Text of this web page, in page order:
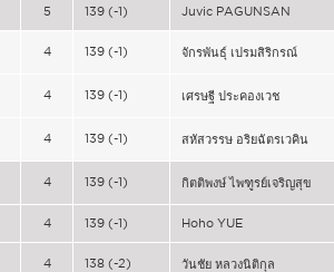
5 139 (-1) Juvic PAGUNSAN
4 139 (-1) จักรพันธุ์ เปรมสิริกรณ์
4 139 (-1) เศรษฐี ประคองเวช
4 139 (-1) สหัสวรรษ อริยฉัตรเวคิน
4 139 (-1) กิตติพงษ์ ไพฑูรย์เจริญสุข
4 139 (-1) Hoho YUE
4 138 (-2) วันชัย หลวงนิติกุล